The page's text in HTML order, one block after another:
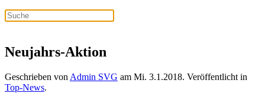
Neujahrs-Aktion
Geschrieben von Admin SVG am Mi. 3.1.2018. Veröffentlicht in
Top-News.